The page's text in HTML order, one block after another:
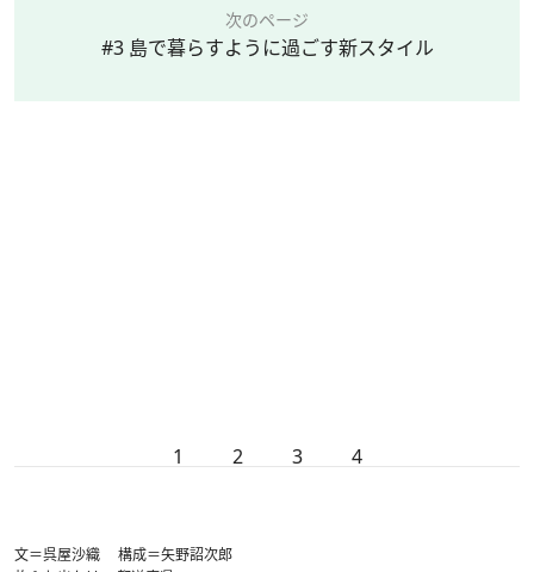
次のページ
#3 島で暮らすように過ごす新スタイル
1 2 3 4
文＝呉屋沙織 構成＝矢野詔次郎